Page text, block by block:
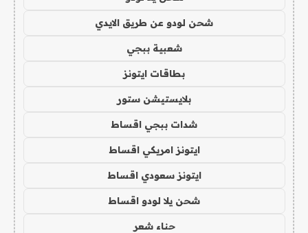
شحن لودو عن طريق الايدي
شعبية ببجي
بطاقات ايتونز
بلايستيشن ستور
شدات ببجي اقساط
ايتونز امريكي اقساط
ايتونز سعودي اقساط
شحن يلا لودو اقساط
حناء شعر